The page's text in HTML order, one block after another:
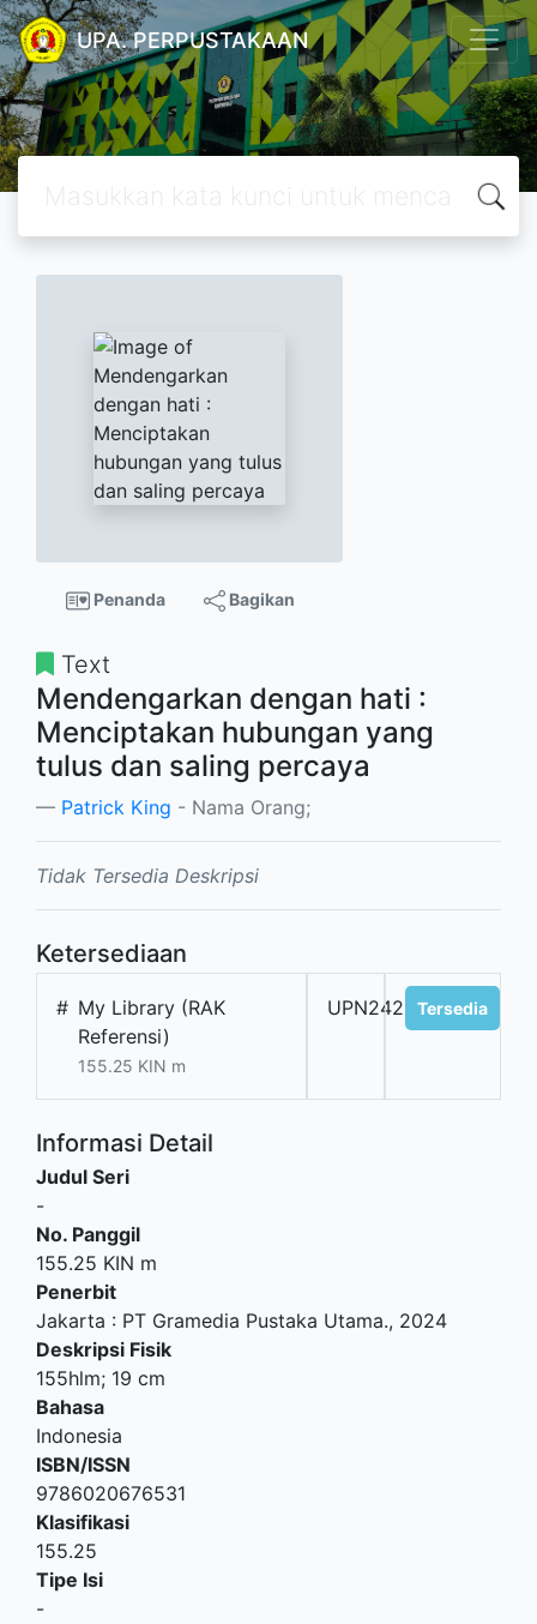
UPA. PERPUSTAKAAN
Penanda Bagikan
Text
Mendengarkan dengan hati :
Menciptakan hubungan yang
tulus dan saling percaya
Patrick King - Nama Orang;
Tidak Tersedia Deskripsi
Ketersediaan
# My Library (RAK
Referensi)
155.25 KIN m
UPN242360Tersedia
Informasi Detail
Judul Seri
-
No. Panggil
155.25 KIN m
Penerbit
Jakarta : PT Gramedia Pustaka Utama., 2024
Deskripsi Fisik
155hlm; 19 cm
Bahasa
Indonesia
ISBN/ISSN
9786020676531
Klasifikasi
155.25
Tipe Isi
-